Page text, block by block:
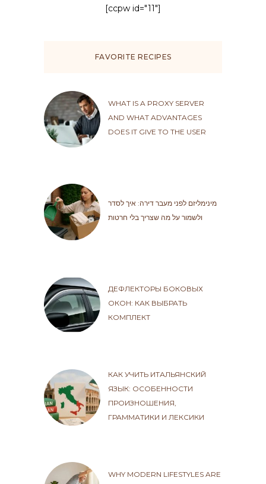
[ccpw id="11"]
FAVORITE RECIPES
WHAT IS A PROXY SERVER
AND WHAT ADVANTAGES
DOES IT GIVE TO THE USER
מינימליזם לפני מעבר דירה: איך לסדר
ולשמור על מה שצריך בלי חרטות
ДЕФЛЕКТОРЫ БОКОВЫХ
ОКОН: КАК ВЫБРАТЬ
КОМПЛЕКТ
КАК УЧИТЬ ИТАЛЬЯНСКИЙ
ЯЗЫК: ОСОБЕННОСТИ
ПРОИЗНОШЕНИЯ,
ГРАММАТИКИ И ЛЕКСИКИ
WHY MODERN LIFESTYLES ARE